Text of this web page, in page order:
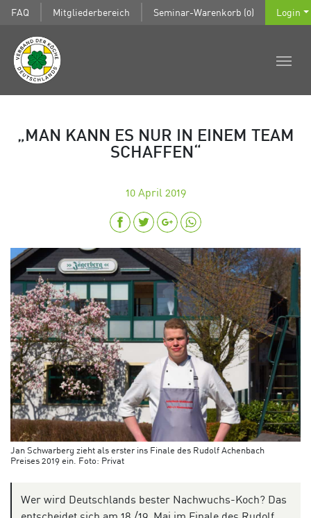
FAQ Mitgliederbereich Seminar-Warenkorb (0) Login
„MAN KANN ES NUR IN EINEM TEAM
SCHAFFEN“
10 April 2019
Jan Schwarberg zieht als erster ins Finale des Rudolf Achenbach
Preises 2019 ein. Foto: Privat
Wer wird Deutschlands bester Nachwuchs-Koch? Das